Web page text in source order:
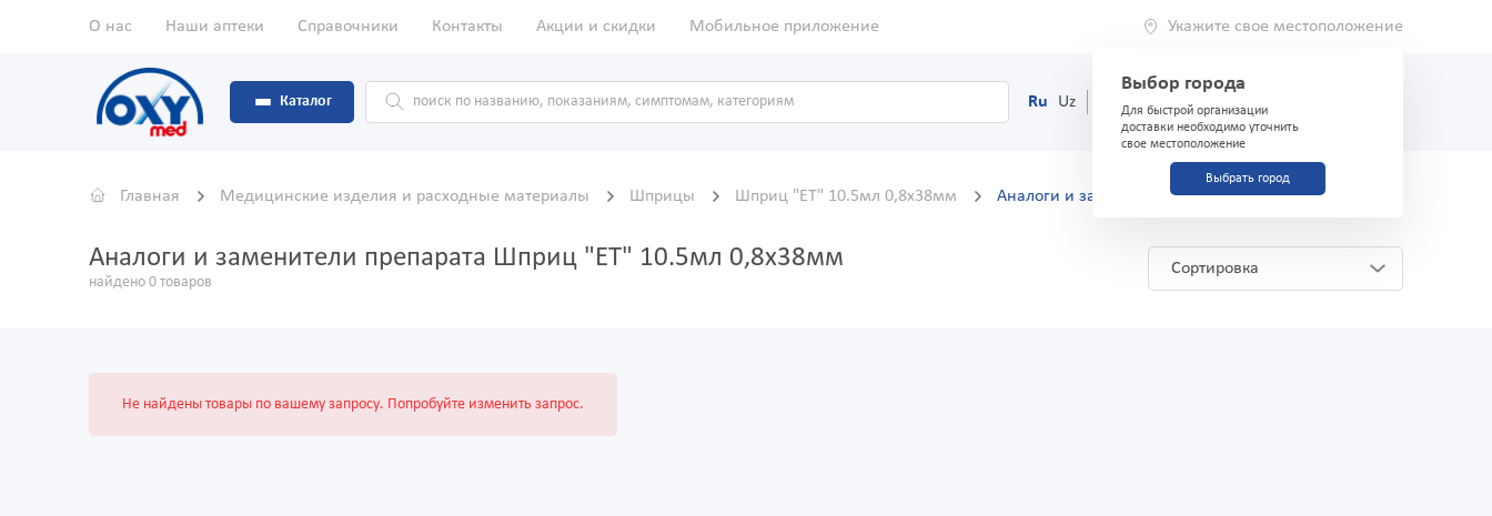
О нас Наши аптеки Справочники Контакты Акции и скидки Мобильное приложение Укажите свое местоположение
Выбор города
Для быстрой организации
доставки необходимо уточнить
свое местоположение
Выбрать город
Каталог Ru Uz (71) 200-03-03
Главная Медицинские изделия и расходные материалы Шприцы Шприц "ET" 10.5мл 0,8х38мм Аналоги и заменители
Аналоги и заменители препарата Шприц "ET" 10.5мл 0,8х38мм
найдено 0 товаров
Сортировка
Не найдены товары по вашему запросу. Попробуйте изменить запрос.